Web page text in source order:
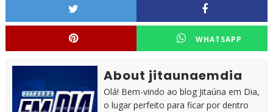
WHATSAPP
About jitaunaemdia
Olá! Bem-vindo ao blog Jitaúna em Dia,
o lugar perfeito para ficar por dentro